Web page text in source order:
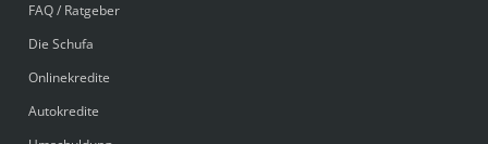
FAQ / Ratgeber
Die Schufa
Onlinekredite
Autokredite